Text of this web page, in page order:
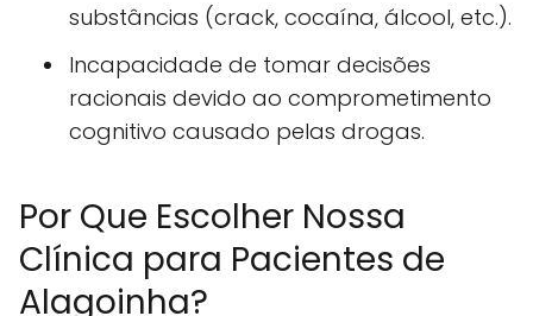
substâncias (crack, cocaína, álcool, etc.).
Incapacidade de tomar decisões
racionais devido ao comprometimento
cognitivo causado pelas drogas.
Por Que Escolher Nossa
Clínica para Pacientes de
Alagoinha?